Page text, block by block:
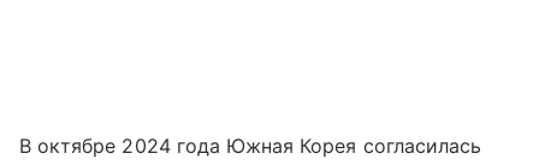
В октябре 2024 года Южная Корея согласилась